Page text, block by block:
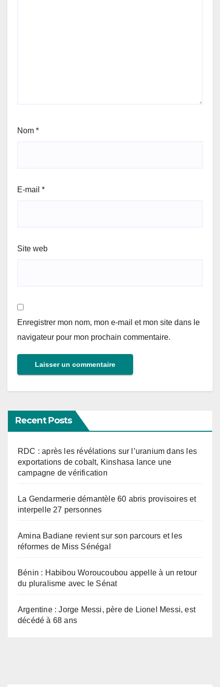
Nom *
E-mail *
Site web
Enregistrer mon nom, mon e-mail et mon site dans le
navigateur pour mon prochain commentaire.
Recent Posts
RDC : après les révélations sur l’uranium dans les
exportations de cobalt, Kinshasa lance une
campagne de vérification
La Gendarmerie démantèle 60 abris provisoires et
interpelle 27 personnes
Amina Badiane revient sur son parcours et les
réformes de Miss Sénégal
Bénin : Habibou Woroucoubou appelle à un retour
du pluralisme avec le Sénat
Argentine : Jorge Messi, père de Lionel Messi, est
décédé à 68 ans